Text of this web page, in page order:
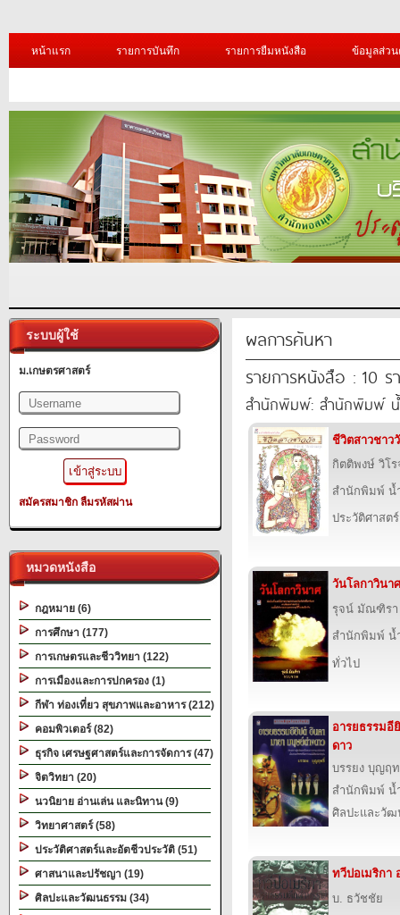
หน้าแรก รายการบันทึก รายการยืมหนังสือ ข้อมูลส่ว
ระบบผู้ใช้
ม.เกษตรศาสตร์
สมัครสมาชิก ลืมรหัสผ่าน
หมวดหนังสือ
กฎหมาย (6)
การศึกษา (177)
การเกษตรและชีววิทยา (122)
การเมืองและการปกครอง (1)
กีฬา ท่องเที่ยว สุขภาพและอาหาร (212)
คอมพิวเตอร์ (82)
ธุรกิจ เศรษฐศาสตร์และการจัดการ (47)
จิตวิทยา (20)
นวนิยาย อ่านเล่น และนิทาน (9)
วิทยาศาสตร์ (58)
ประวัติศาสตร์และอัตชีวประวัติ (51)
ศาสนาและปรัชญา (19)
ศิลปะและวัฒนธรรม (34)
ผลการค้นหา
รายการหนังสือ : 10 ร
สำนักพิมพ์: สำนักพิมพ์
ชีวิตสาวชาว
กิตติพงษ์ วิโ
สำนักพิมพ์ น้
ประวัติศาสต
วันโลกาวินาศ
รุจน์ มัณฑิรา
สำนักพิมพ์ น้
ทั่วไป
อารยธรรมอี
ดาว
บรรยง บุญฤ
สำนักพิมพ์ น้
ศิลปะและวัฒ
ทวีปอเมริกา
บ. ธวัชชัย